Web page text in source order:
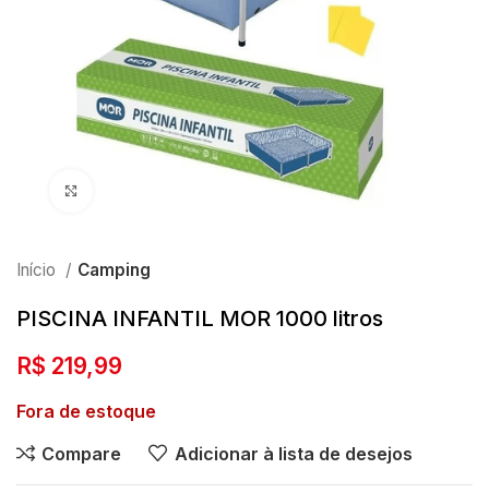
Início Camping
PISCINA INFANTIL MOR 1000 litros
R$ 219,99
Fora de estoque
Compare
Adicionar à lista de desejos